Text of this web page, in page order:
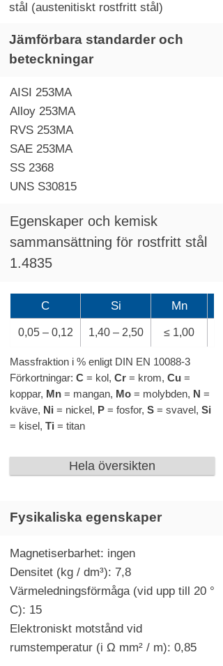
stål (austenitiskt rostfritt stål)
Jämförbara standarder och
beteckningar
AISI 253MA
Alloy 253MA
RVS 253MA
SAE 253MA
SS 2368
UNS S30815
Egenskaper och kemisk
sammansättning för rostfritt stål
1.4835
C Si Mn
0,05 – 0,12 1,40 – 2,50 ≤ 1,00
Massfraktion i % enligt DIN EN 10088-3
Förkortningar: C = kol, Cr = krom, Cu =
koppar, Mn = mangan, Mo = molybden, N =
kväve, Ni = nickel, P = fosfor, S = svavel, Si
= kisel, Ti = titan
Hela översikten
Fysikaliska egenskaper
Magnetiserbarhet: ingen
Densitet (kg / dm³): 7,8
Värmeledningsförmåga (vid upp till 20 °
C): 15
Elektroniskt motstånd vid
rumstemperatur (i Ω mm² / m): 0,85